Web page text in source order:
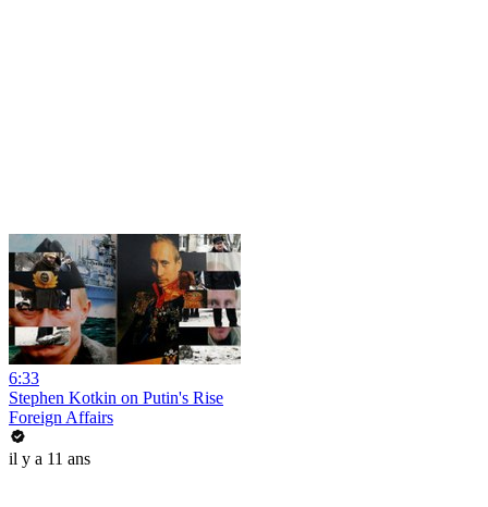
6:33
Stephen Kotkin on Putin's Rise
Foreign Affairs
il y a 11 ans